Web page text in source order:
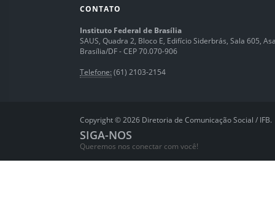
CONTATO
Instituto Federal de Brasília
SAUS, Quadra 2, Bloco E, Edifício Siderbrás, Sala 605,
Brasília/DF - CEP 70.070-906
Telefone: (61) 2103-2154
Copyright © 2026 Diretoria de Comunicação Social / IFB.
SIGA-NOS
Queremos nos conectar com você!